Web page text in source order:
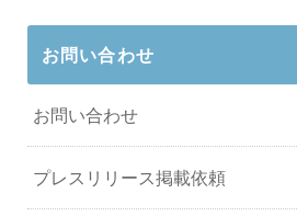
お問い合わせ
お問い合わせ
プレスリリース掲載依頼